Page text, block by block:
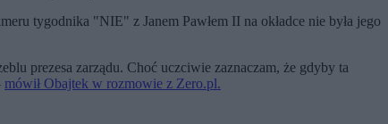
tygodnika "NIE" z Janem Pawłem II na okładce nie była jego
prezesa zarządu. Choć uczciwie zaznaczam, że gdyby ta
mówił Obajtek w rozmowie z Zero.pl.